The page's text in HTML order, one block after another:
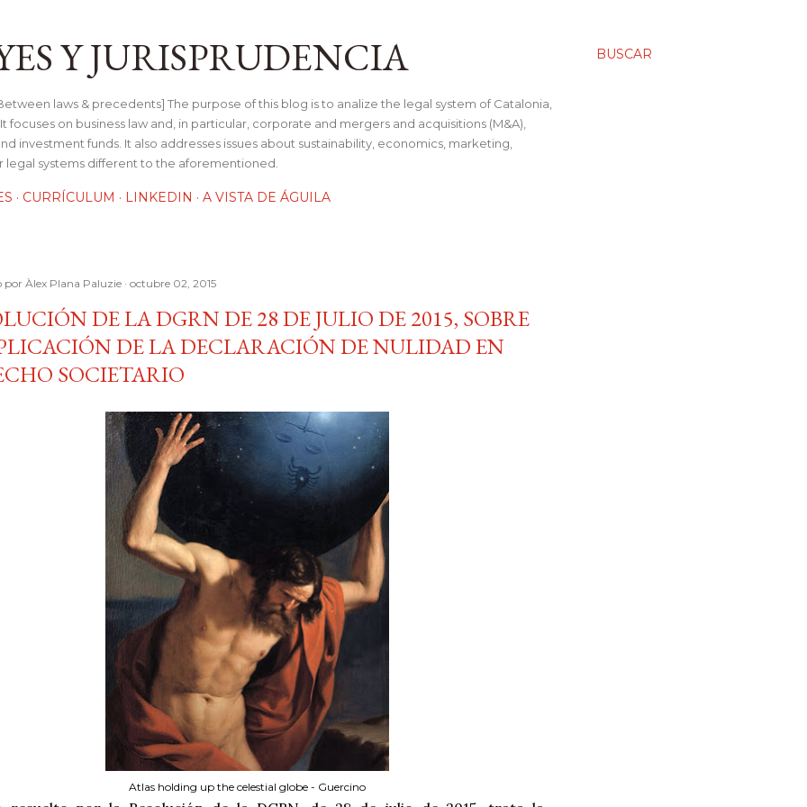
BUSCAR
Y JURISPRUDENCIA
laws & precedents] The purpose of this blog is to analize the legal system of Catalonia,
focuses on business law and, in particular, corporate and mergers and acquisitions (M&A),
investment funds. It also addresses issues about sustainability, economics, marketing,
legal systems different to the aforementioned.
CURRÍCULUM LINKEDIN A VISTA DE ÁGUILA
porÀlex Plana Paluzie octubre 02, 2015
DE LA DGRN DE 28 DE JULIO DE 2015, SOBRE
DE LA DECLARACIÓN DE NULIDAD EN
SOCIETARIO
Atlas holding up the celestial globe - Guercino